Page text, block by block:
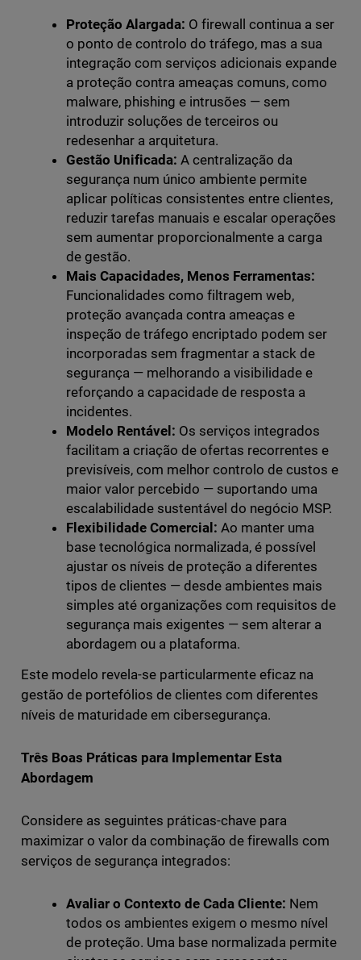
Proteção Alargada: O firewall continua a ser
o ponto de controlo do tráfego, mas a sua
integração com serviços adicionais expande
a proteção contra ameaças comuns, como
malware, phishing e intrusões — sem
introduzir soluções de terceiros ou
redesenhar a arquitetura.
Gestão Unificada: A centralização da
segurança num único ambiente permite
aplicar políticas consistentes entre clientes,
reduzir tarefas manuais e escalar operações
sem aumentar proporcionalmente a carga
de gestão.
Mais Capacidades, Menos Ferramentas:
Funcionalidades como filtragem web,
proteção avançada contra ameaças e
inspeção de tráfego encriptado podem ser
incorporadas sem fragmentar a stack de
segurança — melhorando a visibilidade e
reforçando a capacidade de resposta a
incidentes.
Modelo Rentável: Os serviços integrados
facilitam a criação de ofertas recorrentes e
previsíveis, com melhor controlo de custos e
maior valor percebido — suportando uma
escalabilidade sustentável do negócio MSP.
Flexibilidade Comercial: Ao manter uma
base tecnológica normalizada, é possível
ajustar os níveis de proteção a diferentes
tipos de clientes — desde ambientes mais
simples até organizações com requisitos de
segurança mais exigentes — sem alterar a
abordagem ou a plataforma.
Este modelo revela-se particularmente eficaz na
gestão de portefólios de clientes com diferentes
níveis de maturidade em cibersegurança.
Três Boas Práticas para Implementar Esta
Abordagem
Considere as seguintes práticas-chave para
maximizar o valor da combinação de firewalls com
serviços de segurança integrados:
Avaliar o Contexto de Cada Cliente: Nem
todos os ambientes exigem o mesmo nível
de proteção. Uma base normalizada permite